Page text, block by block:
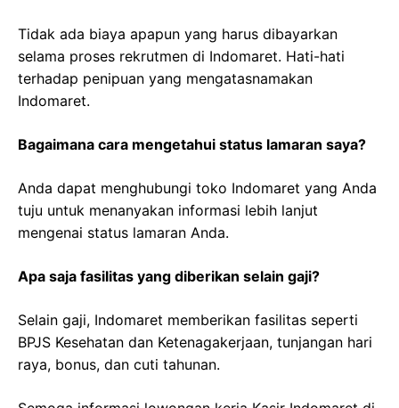
Tidak ada biaya apapun yang harus dibayarkan
selama proses rekrutmen di Indomaret. Hati-hati
terhadap penipuan yang mengatasnamakan
Indomaret.
Bagaimana cara mengetahui status lamaran saya?
Anda dapat menghubungi toko Indomaret yang Anda
tuju untuk menanyakan informasi lebih lanjut
mengenai status lamaran Anda.
Apa saja fasilitas yang diberikan selain gaji?
Selain gaji, Indomaret memberikan fasilitas seperti
BPJS Kesehatan dan Ketenagakerjaan, tunjangan hari
raya, bonus, dan cuti tahunan.